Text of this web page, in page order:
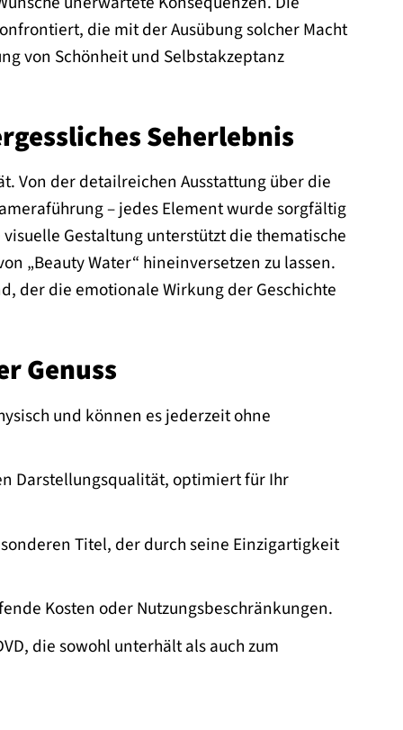
die mit der Ausübung solcher Macht
von Schönheit und Selbstakzeptanz
Seherlebnis
Von der detailreichen Ausstattung über die
– jedes Element wurde sorgfältig
Gestaltung unterstützt die thematische
„Beauty Water“ hineinversetzen zu lassen.
der die emotionale Wirkung der Geschichte
Genuss
und können es jederzeit ohne
Darstellungsqualität, optimiert für Ihr
Titel, der durch seine Einzigartigkeit
Kosten oder Nutzungsbeschränkungen.
die sowohl unterhält als auch zum